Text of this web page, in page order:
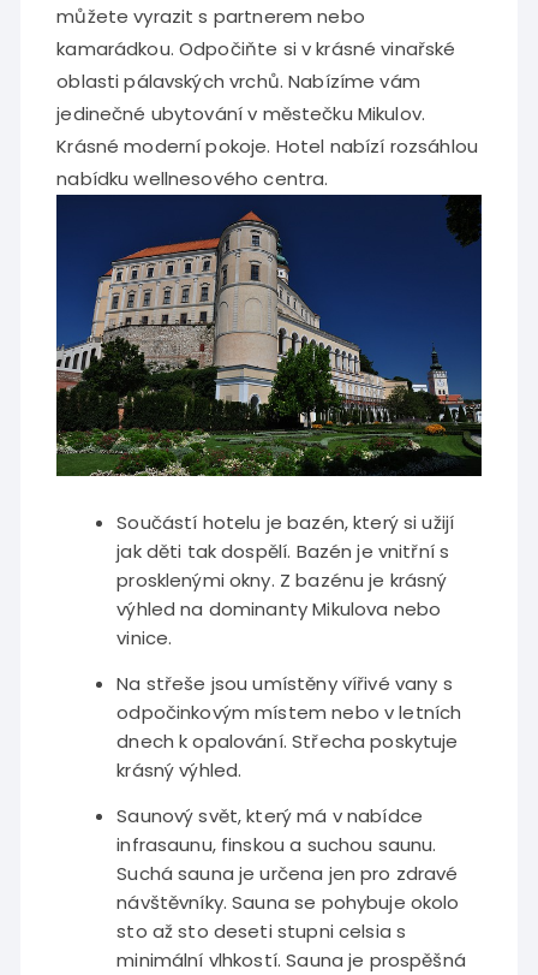
můžete vyrazit s partnerem nebo
kamarádkou. Odpočiňte si v krásné vinařské
oblasti pálavských vrchů. Nabízíme vám
jedinečné ubytování v městečku Mikulov.
Krásné moderní pokoje. Hotel nabízí rozsáhlou
nabídku wellnesového centra.
Součástí hotelu je bazén, který si užijí
jak děti tak dospělí. Bazén je vnitřní s
prosklenými okny. Z bazénu je krásný
výhled na dominanty Mikulova nebo
vinice.
Na střeše jsou umístěny vířivé vany s
odpočinkovým místem nebo v letních
dnech k opalování. Střecha poskytuje
krásný výhled.
Saunový svět, který má v nabídce
infrasaunu, finskou a suchou saunu.
Suchá sauna je určena jen pro zdravé
návštěvníky. Sauna se pohybuje okolo
sto až sto deseti stupni celsia s
minimální vlhkostí. Sauna je prospěšná